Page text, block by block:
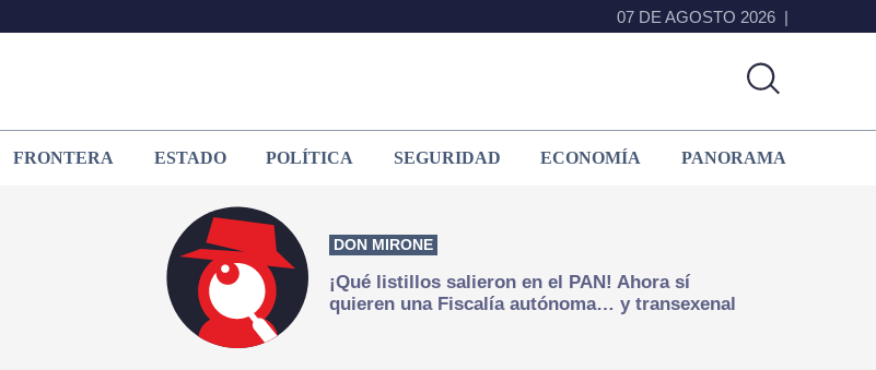
07 DE AGOSTO 2026
FRONTERA ESTADO POLÍTICA SEGURIDAD ECONOMÍA PANORAMA
DON MIRONE
¡Qué listillos salieron en el PAN! Ahora sí
quieren una Fiscalía autónoma… y transexenal